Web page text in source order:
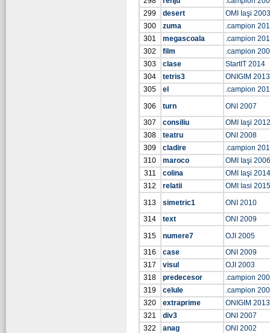
299
desert
OMI Iaşi 2003
300
zuma
.campion
301
megascoala
.campion
302
film
.campion
303
clase
StartIT 2014
304
tetris3
ONIGIM 2013
305
el
.campion
306
turn
ONI 2007
307
consiliu
OMI Iaşi 2012
308
teatru
ONI 2008
309
cladire
.campion
310
maroco
OMI Iaşi 2006
311
colina
OMI Iaşi 2014
312
relatii
OMI Iasi 2015
313
simetric1
ONI 2010
314
text
ONI 2009
315
numere7
OJI 2005
316
case
ONI 2009
317
visul
OJI 2003
318
predecesor
.campion
319
celule
.campion
320
extraprime
ONIGIM 2013
321
div3
ONI 2007
322
anag
ONI 2002